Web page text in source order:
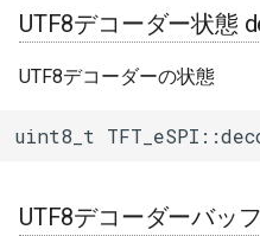
文字列描画(String)
drawString()
中央寄せ文字列描画
UTF8デコーダー状態
UTF8デコーダーの状態
uint8_t
UTF8デコーダーバッ